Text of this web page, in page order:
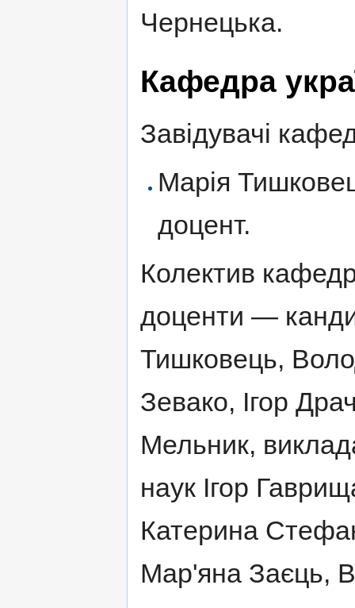
Чернецька.
Кафедра
Завідувачі
Марія
доцент.
Колектив
доценти —
Тишковець,
Зевако, Ігор
Мельник,
наук Ігор
Катерина
Мар'яна Заєць,